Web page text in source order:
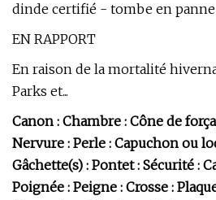
dinde certifié - tombe en panne
EN RAPPORT
En raison de la mortalité
Parks et...
Canon : Chambre : Cône de
Nervure : Perle : Capuchon ou
Gâchette(s) : Pontet : Sécurité :
Poignée : Peigne : Crosse :